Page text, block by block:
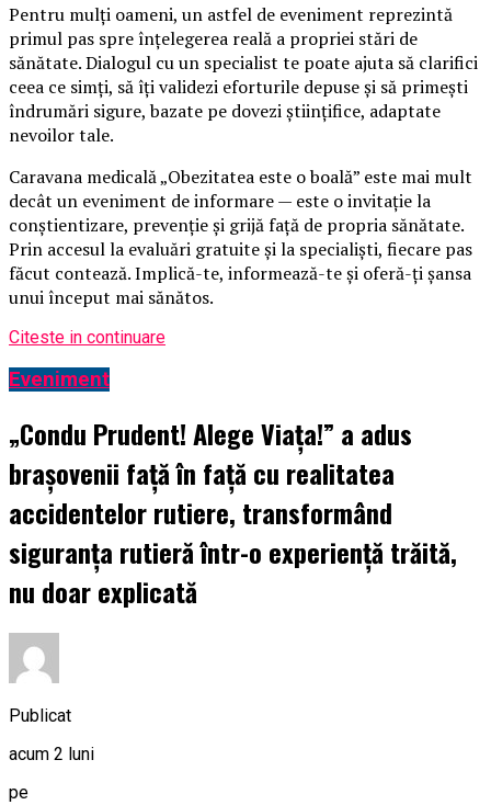
Pentru mulți oameni, un astfel de eveniment reprezintă
primul pas spre înțelegerea reală a propriei stări de
sănătate. Dialogul cu un specialist te poate ajuta să clarifici
ceea ce simți, să îți validezi eforturile depuse și să primești
îndrumări sigure, bazate pe dovezi științifice, adaptate
nevoilor tale.
Caravana medicală „Obezitatea este o boală” este mai mult
decât un eveniment de informare — este o invitație la
conștientizare, prevenție și grijă față de propria sănătate.
Prin accesul la evaluări gratuite și la specialiști, fiecare pas
făcut contează. Implică-te, informează-te și oferă-ți șansa
unui început mai sănătos.
Citeste in continuare
Eveniment
„Condu Prudent! Alege Viața!” a adus
brașovenii față în față cu realitatea
accidentelor rutiere, transformând
siguranța rutieră într-o experiență trăită,
nu doar explicată
Publicat
acum 2 luni
pe